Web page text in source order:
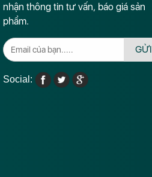
nhận thông tin tư vấn, báo giá sản
phẩm.
GỬI
Social: